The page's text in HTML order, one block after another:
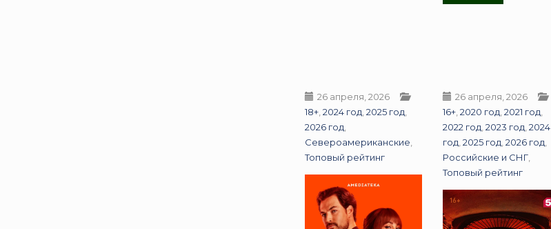
26 апреля, 2026
18+ ,2024 год ,2025 год
2026 год
Североамериканские
Топовый рейтинг
26 апреля, 2026
16+ ,2020 год ,2021 год
2022 год ,2023 год ,2024
год ,2025 год ,2026 год
Российские и СНГ
Топовый рейтинг